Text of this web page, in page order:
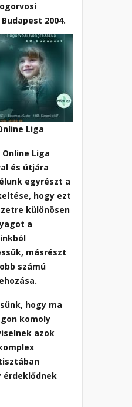
2004.
Liga
Online Liga
és útjára
egyrészt a
hogy ezt
különösen
a
másrészt
számú
hogy ma
komoly
azok
érdeklődnek